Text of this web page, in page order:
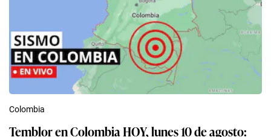
Colombia
Temblor en Colombia HOY, lunes 10 de agosto: